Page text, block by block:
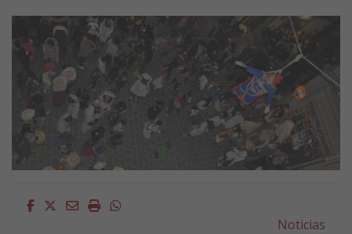
Facebook
Twitter
EmailImprimirWhatsapp
Noticias